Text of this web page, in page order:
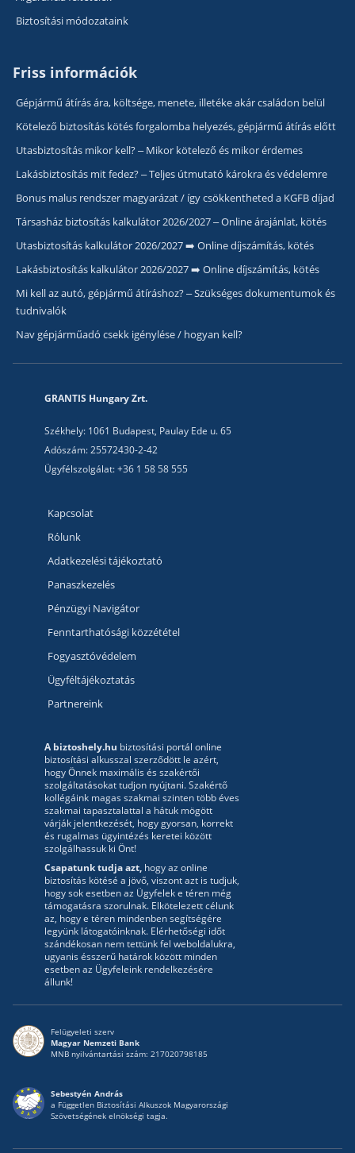
Biztosítási módozataink
Friss információk
Gépjármű átírás ára, költsége, menete, illetéke akár családon belül
Kötelező biztosítás kötés forgalomba helyezés, gépjármű átírás előtt
Utasbiztosítás mikor kell? – Mikor kötelező és mikor érdemes
Lakásbiztosítás mit fedez? – Teljes útmutató károkra és védelemre
Bonus malus rendszer magyarázat / így csökkentheted a KGFB díjad
Társasház biztosítás kalkulátor 2026/2027 – Online árajánlat, kötés
Utasbiztosítás kalkulátor 2026/2027 ➡️ Online díjszámítás, kötés
Lakásbiztosítás kalkulátor 2026/2027 ➡️ Online díjszámítás, kötés
Mi kell az autó, gépjármű átíráshoz? – Szükséges dokumentumok és
tudnivalók
Nav gépjárműadó csekk igénylése / hogyan kell?
GRANTIS Hungary Zrt.
Székhely: 1061 Budapest, Paulay Ede u. 65
Adószám: 25572430-2-42
Ügyfélszolgálat: +36 1 58 58 555
Kapcsolat
Rólunk
Adatkezelési tájékoztató
Panaszkezelés
Pénzügyi Navigátor
Fenntarthatósági közzététel
Fogyasztóvédelem
Ügyféltájékoztatás
Partnereink
A biztoshely.hu biztosítási portál online
biztosítási alkusszal szerződött le azért,
hogy Önnek maximális és szakértői
szolgáltatásokat tudjon nyújtani. Szakértő
kollégáink magas szakmai szinten több éves
szakmai tapasztalattal a hátuk mögött
várják jelentkezését, hogy gyorsan, korrekt
és rugalmas ügyintézés keretei között
szolgálhassuk ki Önt!
Csapatunk tudja azt, hogy az online
biztosítás kötésé a jövő, viszont azt is tudjuk,
hogy sok esetben az Ügyfelek e téren még
támogatásra szorulnak. Elkötelezett célunk
az, hogy e téren mindenben segítségére
legyünk látogatóinknak. Elérhetőségi időt
szándékosan nem tettünk fel weboldalukra,
ugyanis ésszerű határok között minden
esetben az Ügyfeleink rendelkezésére
állunk!
Felügyeleti szerv
Magyar Nemzeti Bank
MNB nyilvántartási szám: 217020798185
Sebestyén András
a Független Biztosítási Alkuszok Magyarországi
Szövetségének elnökségi tagja.